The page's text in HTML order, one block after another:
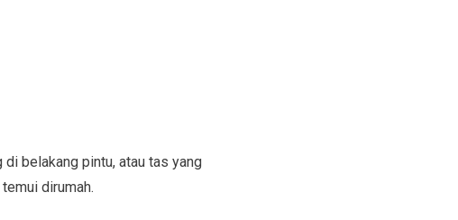
belakang pintu, atau tas yang
dirumah.